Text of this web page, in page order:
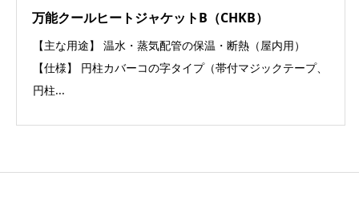
万能クールヒートジャケットB（CHKB）
【主な用途】 温水・蒸気配管の保温・断熱（屋内用）
【仕様】 円柱カバーコの字タイプ（帯付マジックテープ、
円柱...